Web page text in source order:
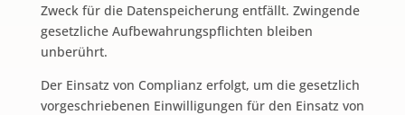
Zweck für die Datenspeicherung entfällt. Zwingende
gesetzliche Aufbewahrungspflichten bleiben
unberührt.
Der Einsatz von Complianz erfolgt, um die gesetzlich
vorgeschriebenen Einwilligungen für den Einsatz von